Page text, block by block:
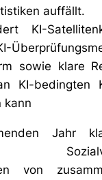
auffällt.
KI-
sowie klare
KI-bedingten
kann
Jahr
von